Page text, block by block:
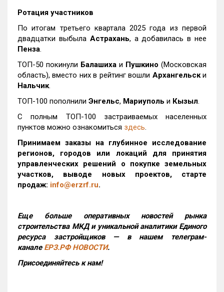
Ротация участников
По итогам третьего квартала 2025 года из первой
двадцатки выбыла Астрахань, а добавилась в нее
Пенза.
ТОП-50 покинули Балашиха и Пушкино (Московская
область), вместо них в рейтинг вошли Архангельски
Нальчик.
ТОП-100 пополнили Энгельс, Мариуполь и Кызыл.
С полным ТОП-100 застраиваемых населенных
пунктов можно ознакомиться здесь.
Принимаем заказы на глубинное исследование
регионов, городов или локаций для принятия
управленческих решений о покупке земельных
участков, выводе новых проектов, старте
продаж: info@erzrf.ru.
Еще больше оперативных новостей рынка
строительства МКД и уникальной аналитики Единого
ресурса застройщиков — в нашем телеграм-
канале ЕРЗ.РФ НОВОСТИ.
Присоединяйтесь к нам!